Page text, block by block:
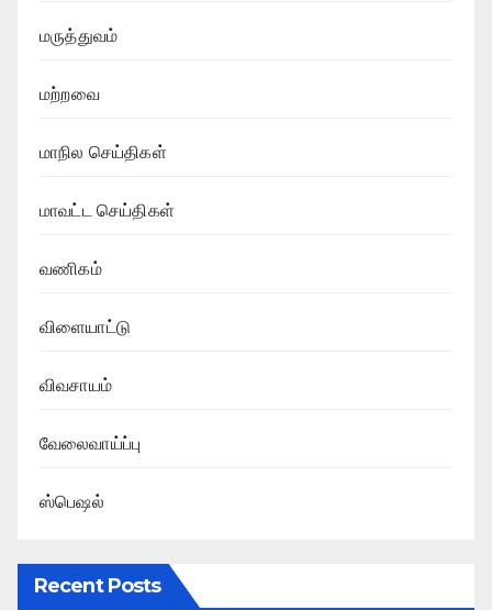
மருத்துவம்
மற்றவை
மாநில செய்திகள்
மாவட்ட செய்திகள்
வணிகம்
விளையாட்டு
விவசாயம்
வேலைவாய்ப்பு
ஸ்பெஷல்
Recent Posts